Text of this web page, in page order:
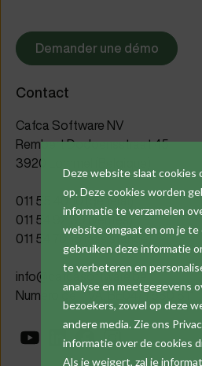
Deze website slaat cookies
op. Deze cookies worden
informatie te verzamelen
website omgaat en om je
gebruiken deze informatie
te verbeteren en
analyse en meetgegevens
bezoekers, zowel op deze
andere media. Zie ons
informatie over de cookies
Als je weigert, zal je
Demander une démo
Contact
Cafca Software NV
Rembert Dodoensstraat 45
3920 Lommel (Belgique)
011 55 40 10 (général)
011 54 92 39 (ventes)
011 54 70 16 (assistance)
info@cafcasoftware.be
Numéro de TVA: BE0471 680 811